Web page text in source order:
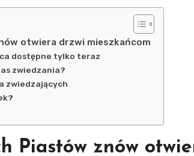
otwiera drzwi mieszkańcom
dostępne tylko teraz
zwiedzania?
zwiedzających
Piastów znów